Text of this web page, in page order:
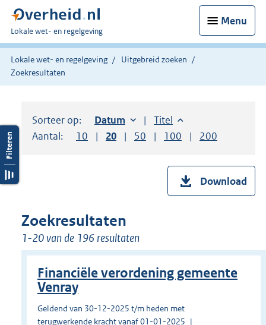
Menu
U
bent
hier:
Lokale wet- en regelgeving
Lokale wet- en regelgeving
Uitgebreid zoeken
Zoekresultaten
Sorteer op: Sorteer op:
Datum oplopendSorteer op:
Titel oplopend
Aantal:
Toon
10 resultaten per pagina
Toon
20 resultaten per pagina
Toon
50 resultaten per pagina
Toon
100 resultaten per
Toon
200
Download
Zoekresultaten
1-20 van de 196 resultaten
Financiële verordening gemeente
Venray
Geldend van 30-12-2025 t/m heden met
terugwerkende kracht vanaf 01-01-2025